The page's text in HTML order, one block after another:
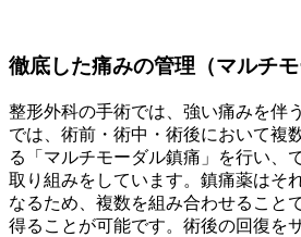
徹底した痛みの管理（マルチモ
整形外科の手術では、強い痛みを伴
では、術前・術中・術後において複
る「マルチモーダル鎮痛」を行い、
取り組みをしています。鎮痛薬はそ
なるため、複数を組み合わせること
得ることが可能です。術後の回復を